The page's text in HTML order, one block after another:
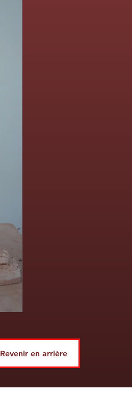
Revenir en arrière